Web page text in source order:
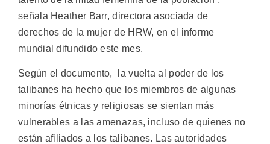
señala Heather Barr, directora asociada de
derechos de la mujer de HRW, en el informe
mundial difundido este mes.
Según el documento, la vuelta al poder de los
talibanes ha hecho que los miembros de algunas
minorías étnicas y religiosas se sientan más
vulnerables a las amenazas, incluso de quienes no
están afiliados a los talibanes. Las autoridades